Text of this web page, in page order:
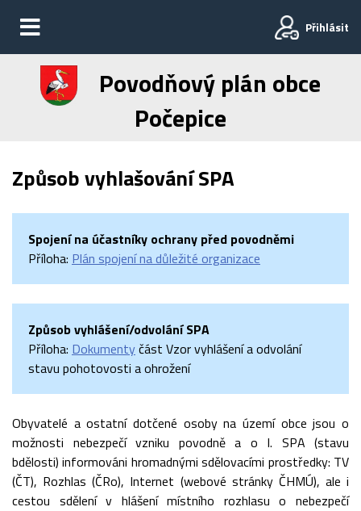
Přihlásit
Povodňový plán obce
Počepice
Způsob vyhlašování SPA
Spojení na účastníky ochrany před povodněmi
Příloha: Plán spojení na důležité organizace
Způsob vyhlášení/odvolání SPA
Příloha: Dokumentyčást Vzor vyhlášení a odvolání
stavu pohotovosti a ohrožení
Obyvatelé a ostatní dotčené osoby na území obce jsou o
možnosti nebezpečí vzniku povodně a o I. SPA (stavu
bdělosti) informováni hromadnými sdělovacími prostředky: TV
(ČT), Rozhlas (ČRo), Internet (webové stránky ČHMÚ), ale i
cestou sdělení v hlášení místního rozhlasu o nebezpečí